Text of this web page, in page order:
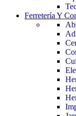
Ferretería Y